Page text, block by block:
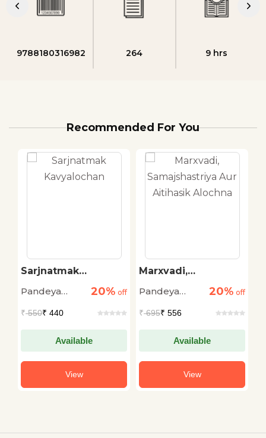
9788180316982 264 9 hrs
Recommended For You
Sarjnatmak
Pandeya
20% off
₹550₹ 440
Available
View
Marxvadi,
Aitihasik Alochna
Pandeya
20% off
₹695₹ 556
Available
View